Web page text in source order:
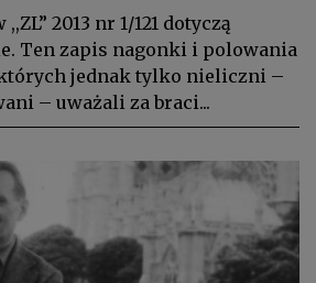
2013 nr 1/121 dotyczą
Ten zapis nagonki i polowania
jednak tylko nieliczni –
– uważali za braci...